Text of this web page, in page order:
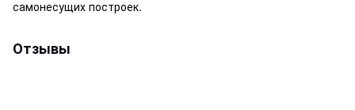
самонесущих построек.
Отзывы